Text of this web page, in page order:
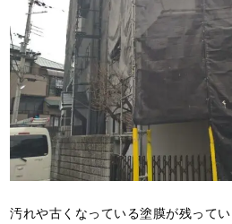
汚れや古くなっている塗膜が残って